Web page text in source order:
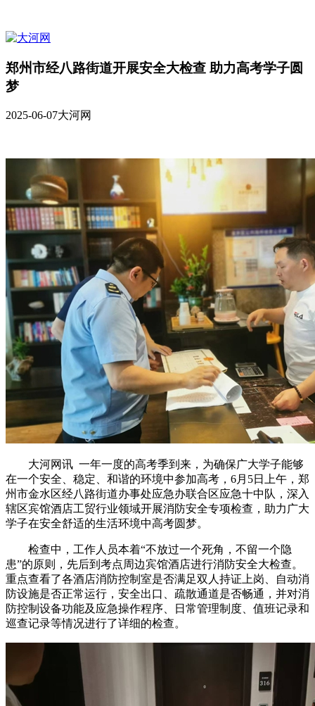
郑州市经八路街道开展安全大检查 助力高考学子圆
梦
2025-06-07大河网
大河网讯 一年一度的高考季到来，为确保广大学子能够
在一个安全、稳定、和谐的环境中参加高考，6月5日上午，郑
州市金水区经八路街道办事处应急办联合区应急十中队，深入
辖区宾馆酒店工贸行业领域开展消防安全专项检查，助力广大
学子在安全舒适的生活环境中高考圆梦。
检查中，工作人员本着“不放过一个死角，不留一个隐
患”的原则，先后到考点周边宾馆酒店进行消防安全大检查。
重点查看了各酒店消防控制室是否满足双人持证上岗、自动消
防设施是否正常运行，安全出口、疏散通道是否畅通，并对消
防控制设备功能及应急操作程序、日常管理制度、值班记录和
巡查记录等情况进行了详细的检查。